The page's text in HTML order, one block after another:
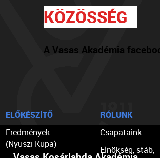
KÖZÖSSÉG
A Vasas Akadémia
ELŐKÉSZÍTŐ
Eredmények
(Nyuszi Kupa)
RÓLUNK
Csapataink
Elnökség, stáb,